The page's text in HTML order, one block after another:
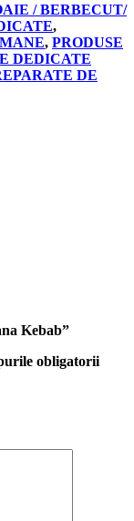
/ BERBECUT/
,
, PRODUSE
DEDICATE
DE
Kebab”
obligatorii